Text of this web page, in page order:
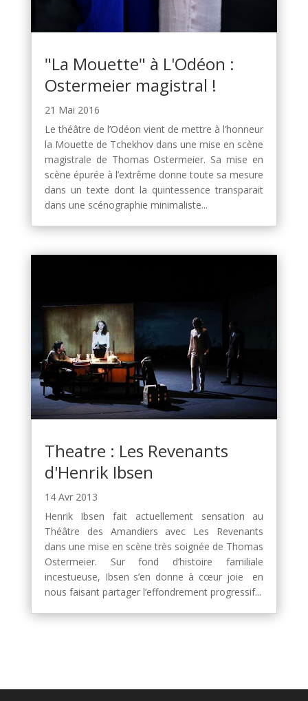
"La Mouette" à L'Odéon :
Ostermeier magistral !
21 Mai 2016
Le théâtre de l’Odéon vient de mettre à l’honneur
la Mouette de Tchekhov dans une mise en scène
magistrale de Thomas Ostermeier. Sa mise en
scène épurée à l’extrême donne toute sa mesure
dans un texte dont la quintessence transparait
dans une scénographie minimaliste...
Theatre : Les Revenants
d'Henrik Ibsen
14 Avr 2013
Henrik Ibsen fait actuellement sensation au
Théâtre des Amandiers avec Les Revenants
dans une mise en scène très soignée de Thomas
Ostermeier. Sur fond d’histoire familiale
incestueuse, Ibsen s’en donne à cœur joie en
nous faisant partager l’effondrement progressif...